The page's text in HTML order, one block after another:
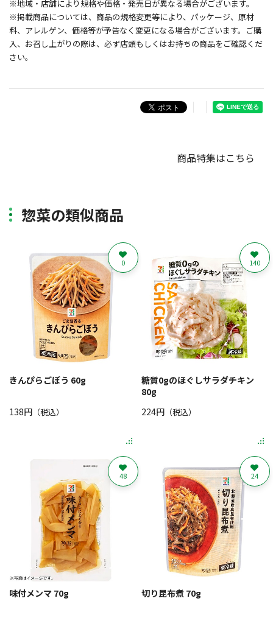
※地域・店舗により規格や価格・発売日が異なる場合がございます。
※掲載商品については、商品の規格変更等により、パッケージ、原材
料、アレルゲン、価格等が予告なく変更になる場合がございます。ご購
入、お召し上がりの際は、必ず店頭もしくはお持ちの商品をご確認くだ
さい。
商品特集はこちら
惣菜の類似商品
きんぴらごぼう 60g
138円 （税込）
0
糖質0gのほぐしサラダチキン
80g
224円（税込）
140
味付メンマ 70g
48
切り昆布煮 70g
24